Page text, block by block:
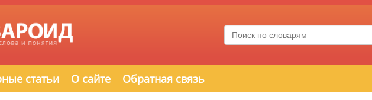
статьи О сайте Обратная связь